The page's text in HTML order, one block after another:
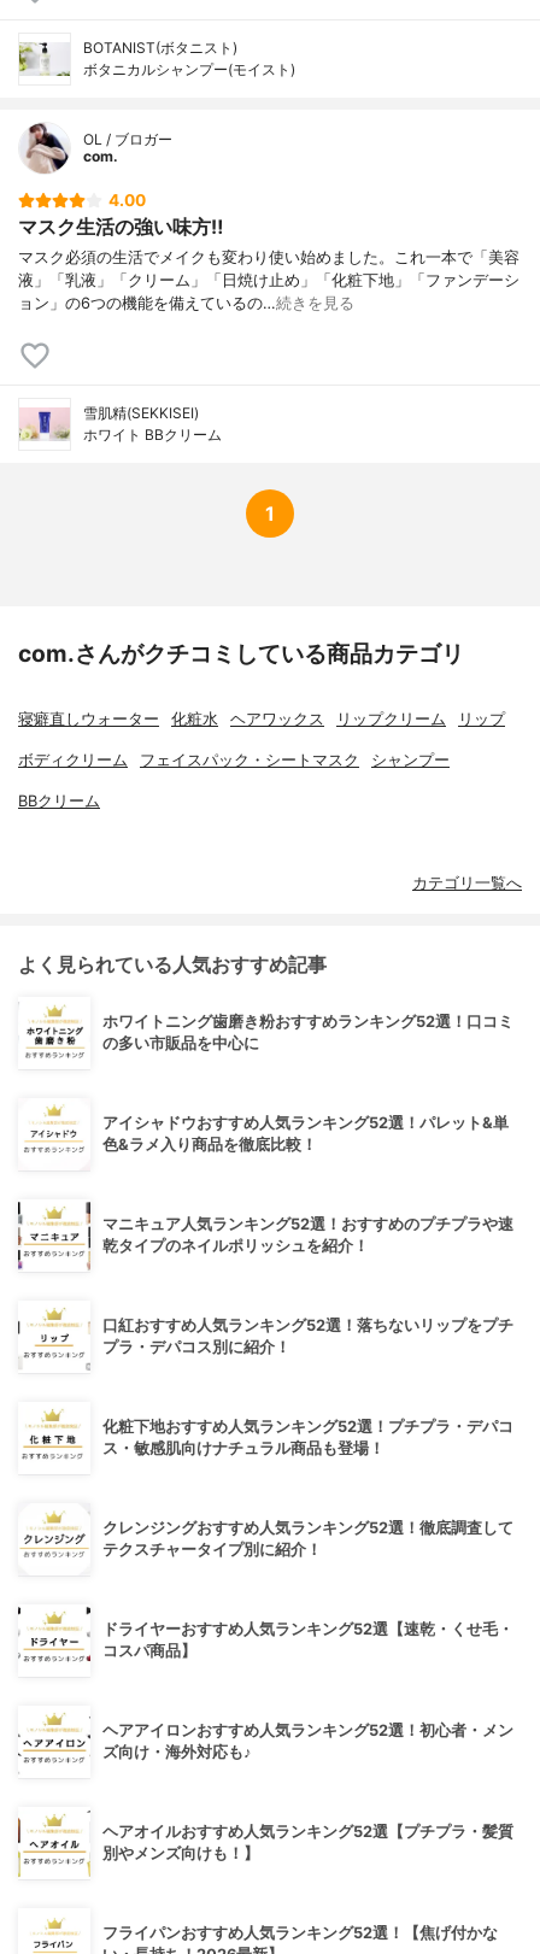
BOTANIST(ボタニスト)
ボタニカルシャンプー(モイスト)
OL / ブロガー
com.
4.00
マスク生活の強い味方‼︎
マスク必須の生活でメイクも変わり使い始めました。これ一本で「美容
液」「乳液」「クリーム」「日焼け止め」「化粧下地」「ファンデーシ
ョン」の6つの機能を備えているの…続きを見る
雪肌精(SEKKISEI)
ホワイト BBクリーム
1
com.さんがクチコミしている商品カテゴリ
寝癖直しウォーター 化粧水 ヘアワックス リップクリーム リップ
ボディクリーム フェイスパック・シートマスク シャンプー
BBクリーム
カテゴリ一覧へ
よく見られている人気おすすめ記事
ホワイトニング歯磨き粉おすすめランキング52選！口コミ
の多い市販品を中心に
アイシャドウおすすめ人気ランキング52選！パレット&単
色&ラメ入り商品を徹底比較！
マニキュア人気ランキング52選！おすすめのプチプラや速
乾タイプのネイルポリッシュを紹介！
口紅おすすめ人気ランキング52選！落ちないリップをプチ
プラ・デパコス別に紹介！
化粧下地おすすめ人気ランキング52選！プチプラ・デパコ
ス・敏感肌向けナチュラル商品も登場！
クレンジングおすすめ人気ランキング52選！徹底調査して
テクスチャータイプ別に紹介！
ドライヤーおすすめ人気ランキング52選【速乾・くせ毛・
コスパ商品】
ヘアアイロンおすすめ人気ランキング52選！初心者・メン
ズ向け・海外対応も♪
ヘアオイルおすすめ人気ランキング52選【プチプラ・髪質
別やメンズ向けも！】
フライパンおすすめ人気ランキング52選！【焦げ付かな